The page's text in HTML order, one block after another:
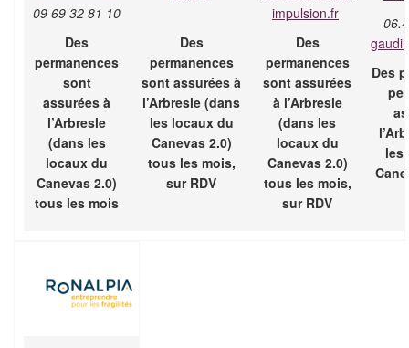
09 69 32 81 10
Des
permanences
sont
assurées à
l’Arbresle
(dans les
locaux du
Canevas 2.0)
tous les mois
Des
permanences
sont assurées à
l’Arbresle (dans
les locaux du
Canevas 2.0)
tous les mois,
sur RDV
impulsion.fr
Des
permanences
sont assurées
à l’Arbresle
(dans les
locaux du
Canevas 2.0)
tous les mois,
sur RDV
Des
les